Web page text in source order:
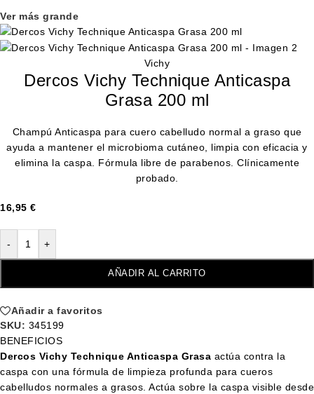
Ver más grande
Vichy
Dercos Vichy Technique Anticaspa
Grasa 200 ml
Champú Anticaspa para cuero cabelludo normal a graso que
ayuda a mantener el microbioma cutáneo, limpia con eficacia y
elimina la caspa. Fórmula libre de parabenos. Clínicamente
probado.
16,95 €
- +
AÑADIR AL CARRITO
Añadir a favoritos
SKU: 345199
BENEFICIOS
Dercos Vichy Technique Anticaspa Grasa actúa contra la
caspa con una fórmula de limpieza profunda para cueros
cabelludos normales a grasos. Actúa sobre la caspa visible desde